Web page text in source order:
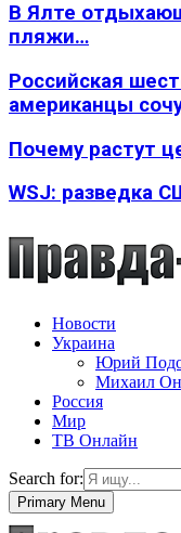
В Ялте
пляжи…
Российская
американцы
Почему растут
WSJ: разведка
Новости
Украина
Юрий
Михаил
Россия
Мир
ТВ Онлайн
Search for:
Primary Menu